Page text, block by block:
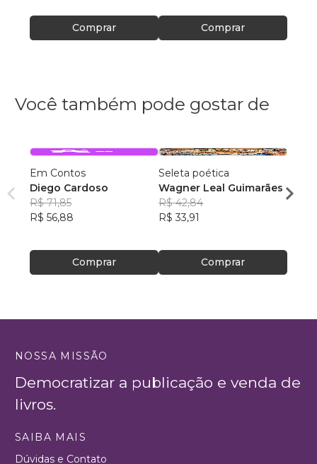
Comprar Comprar
Você também pode gostar de
Em Contos
Diego Cardoso
R$ 71,85
R$ 56,88
Comprar
Seleta poética
Wagner Leal Guimarães
R$ 42,84
R$ 33,91
Comprar
ainda
Carla
NOSSA MISSÃO
Democratizar a publicação e venda de
livros.
SAIBA MAIS
Dúvidas e Contato